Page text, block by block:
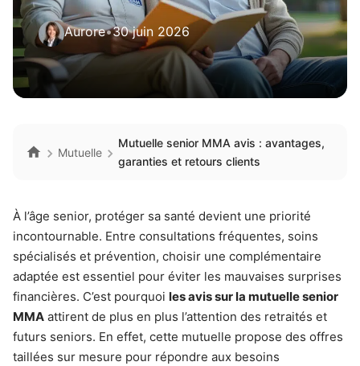
Aurore•30 juin 2026
Mutuelle
Mutuelle senior MMA avis : avantages,
garanties et retours clients
À l’âge senior, protéger sa santé devient une priorité
incontournable. Entre consultations fréquentes, soins
spécialisés et prévention, choisir une complémentaire
adaptée est essentiel pour éviter les mauvaises surprises
financières. C’est pourquoi les avis sur la mutuelle senior
MMA attirent de plus en plus l’attention des retraités et
futurs seniors. En effet, cette mutuelle propose des offres
taillées sur mesure pour répondre aux besoins